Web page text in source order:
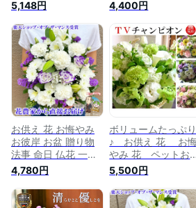
花 フラワーアレンジ
メント 彼岸 お供え
お悔やみ 法要 仏壇
初七日 一周忌 四十
九日 供花 葬儀 供養
花 法事 お供え花 仏
花 月命日 喪中見舞
い 贈り物 ユリ
5,148円
ト お悔やみ 花 ペ
ット お悔やみ 花
アレンジ 法事 お
え花 四十九日
周忌 命日 お彼
岸 新盆 お盆
間優良ショップ今
お供えフラワーア
4,400円
お供え 花 お悔やみ
お彼岸 お盆 贈り物
法事 命日 仏花 一周
忌 三回忌 七回忌 月
命日 お供え花 お供
え物 ペット 四十九
日 法要 供花 法要 仏
4,780円
ボリュームたっぷり
♪ お供え 花 お
やみ 花 ペットお供
え 生花 ペットお
悔やみ お花 お彼岸
花 お盆 花 枕
命日 四十九日
5,500円